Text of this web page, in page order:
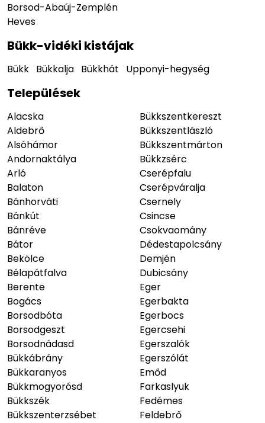
Borsod-Abaúj-Zemplén
Heves
Bükk-vidéki kistájak
Bükk Bükkalja Bükkhát Upponyi-hegység
Települések
Alacska
Aldebrő
Alsóhámor
Andornaktálya
Arló
Balaton
Bánhorváti
Bánkút
Bánréve
Bátor
Bekölce
Bélapátfalva
Berente
Bogács
Borsodbóta
Borsodgeszt
Borsodnádasd
Bükkábrány
Bükkaranyos
Bükkmogyorósd
Bükkszék
Bükkszenterzsébet
Bükkszentkereszt
Bükkszentlászló
Bükkszentmárton
Bükkzsérc
Cserépfalu
Cserépváralja
Csernely
Csincse
Csokvaomány
Dédestapolcsány
Demjén
Dubicsány
Eger
Egerbakta
Egerbocs
Egercsehi
Egerszalók
Egerszólát
Emőd
Farkaslyuk
Fedémes
Feldebrő